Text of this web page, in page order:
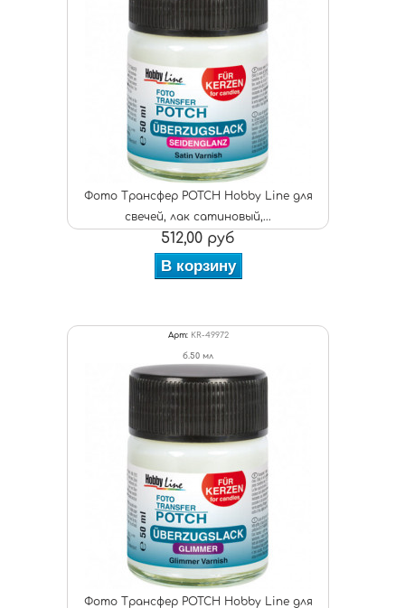
Фото Трансфер POTCH Hobby Line для
свечей, лак сатиновый,...
512,00 руб
В корзину
Арт: KR-49972
б.50 мл
Фото Трансфер POTCH Hobby Line для